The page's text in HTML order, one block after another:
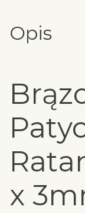
Opis
x